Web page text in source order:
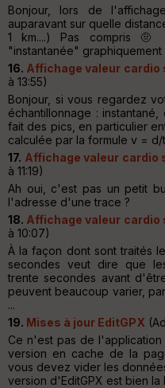
Bonjour, lors de
auparavant sur quelle
1 km....) Pas compris
"instantanée" graphiquement
16. Affichage valeur cardio
à 13:55)
Bonjour, si vous regardez
échantillonnage :
fait des pics, en particulier
calculée par la formule v = d/
17. Affichage valeur cardio
à 11:19)
Ah oui, c'est pas un petit
l'adresse d'une trace ?
18. Affichage valeur cardio
à 10:07)
À la façon dont sont traités
secondes veut dire que
trente secondes avant
peuvent beaucoup varier,
...
19. Mises à jour EditGPX
Ce n'est pas de
version en cache de la
vous devez vider les
version d'EditGPX est bien la